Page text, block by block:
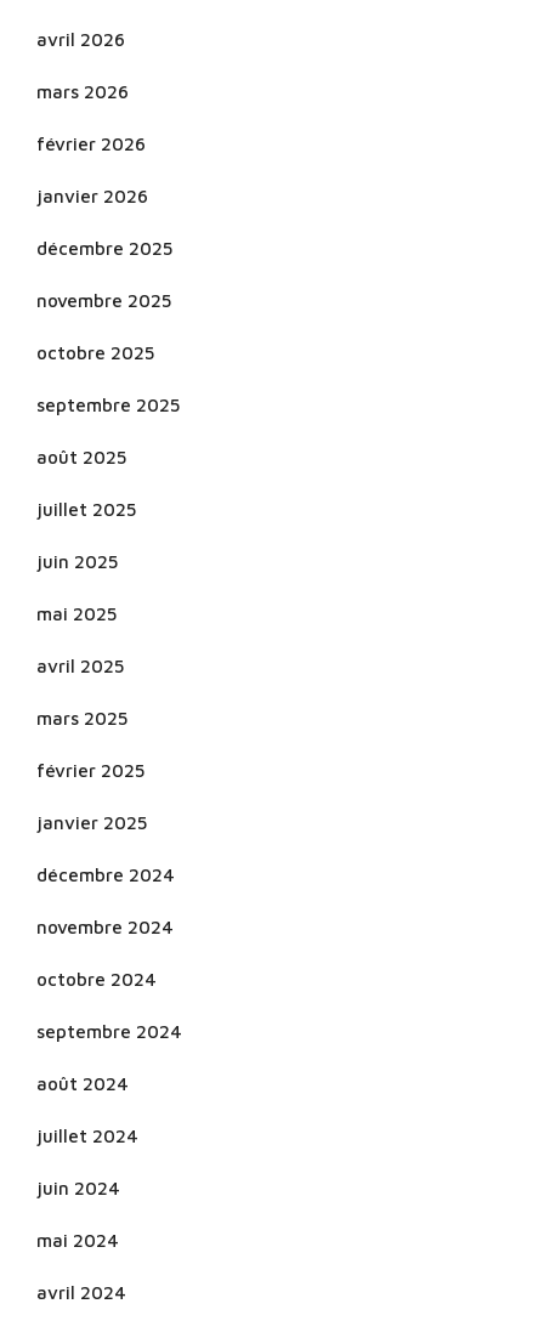
avril 2026
mars 2026
février 2026
janvier 2026
décembre 2025
novembre 2025
octobre 2025
septembre 2025
août 2025
juillet 2025
juin 2025
mai 2025
avril 2025
mars 2025
février 2025
janvier 2025
décembre 2024
novembre 2024
octobre 2024
septembre 2024
août 2024
juillet 2024
juin 2024
mai 2024
avril 2024